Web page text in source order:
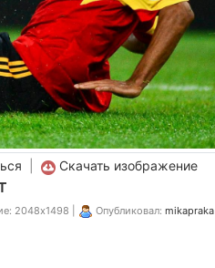
Скачать изображение
2048x1498 | Опубликовал: mikapraka